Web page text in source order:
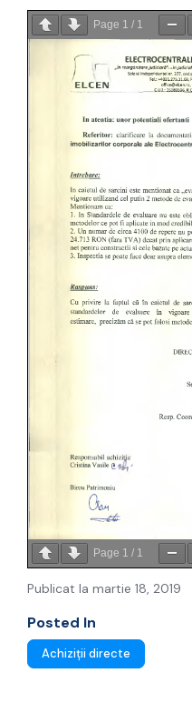
Page 1 / 1
Page 1 / 1
Publicat la martie 18, 2019
Posted In
Achiziții directe